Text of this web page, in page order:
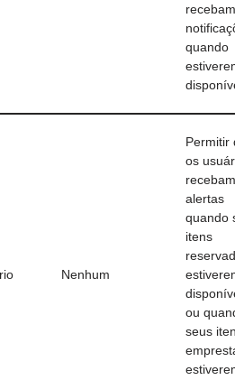
recebam
quando
Nenhum
Permitir
os
recebam
alertas
quando
itens
ou
seus